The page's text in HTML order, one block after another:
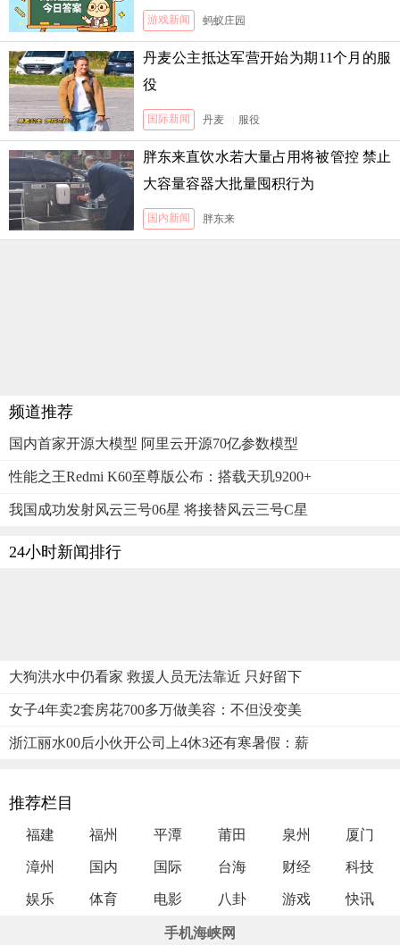
游戏新闻 蚂蚁庄园
丹麦公主抵达军营开始为期11个月的服
役
国际新闻 丹麦 服役
胖东来直饮水若大量占用将被管控 禁止
大容量容器大批量囤积行为
国内新闻 胖东来
频道推荐
国内首家开源大模型 阿里云开源70亿参数模型
性能之王Redmi K60至尊版公布：搭载天玑9200+
我国成功发射风云三号06星 将接替风云三号C星
24小时新闻排行
大狗洪水中仍看家 救援人员无法靠近 只好留下
女子4年卖2套房花700多万做美容：不但没变美
浙江丽水00后小伙开公司上4休3还有寒暑假：薪
推荐栏目
福建 福州 平潭 莆田 泉州 厦门
漳州 国内 国际 台海 财经 科技
娱乐 体育 电影 八卦 游戏 快讯
手机海峡网